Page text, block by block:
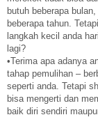
butuh beberapa
beberapa tahun.
langkah kecil anda
lagi?
•Terima apa adanya
tahap pemulihan –
seperti anda. Tetapi
bisa mengerti dan
baik diri sendiri